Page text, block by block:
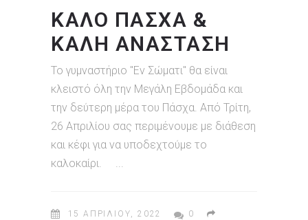
ΚΑΛΌ ΠΆΣΧΑ &
ΚΑΛΉ ΑΝΆΣΤΑΣΗ
Το γυμναστήριο "Εν Σώματι" θα είναι
κλειστό όλη την Mεγάλη Eβδομάδα και
την δεύτερη μέρα του Πάσχα. Από Τρίτη,
26 Απριλίου σας περιμένουμε με διάθεση
και κέφι για να υποδεχτούμε το
καλοκαίρι.
15 ΑΠΡΙΛΊΟΥ, 2022 0